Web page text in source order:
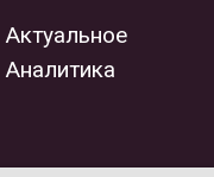
Актуальное
Аналитика